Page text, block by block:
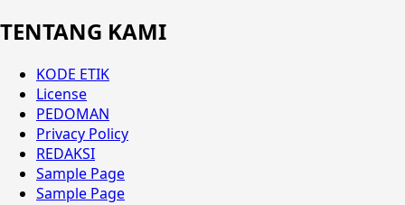
TENTANG KAMI
KODE ETIK
License
PEDOMAN
Privacy Policy
REDAKSI
Sample Page
Sample Page